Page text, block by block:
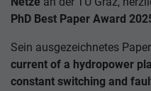
PhD Best Paper Award
Sein ausgezeichnetes
current of a hydropower
constant switching and